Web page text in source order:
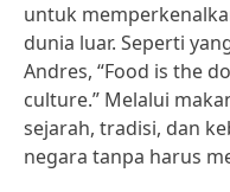
untuk
dunia luar. Seperti
Andres, “Food is the
culture.” Melalui
sejarah, tradisi, dan
negara tanpa harus